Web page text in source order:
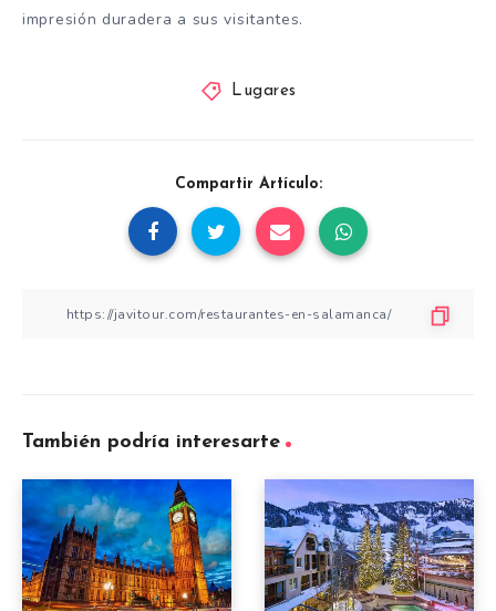
impresión duradera a sus visitantes.
Lugares
Compartir Artículo:
También podría interesarte